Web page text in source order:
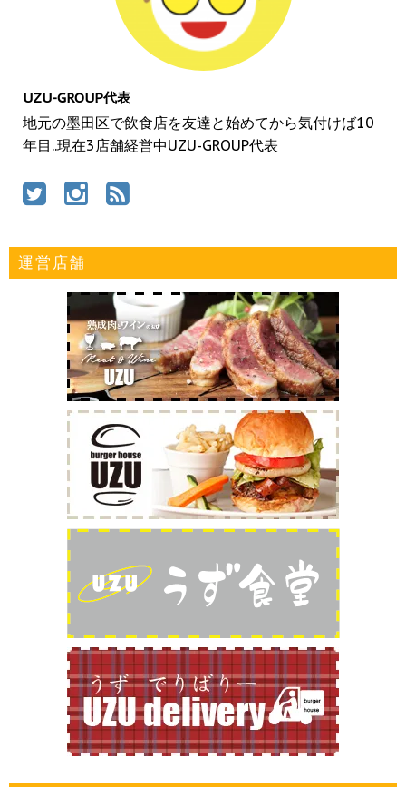
UZU-GROUP代表
地元の墨田区で飲食店を友達と始めてから気付けば10
年目..現在3店舗経営中UZU-GROUP代表
運営店舗